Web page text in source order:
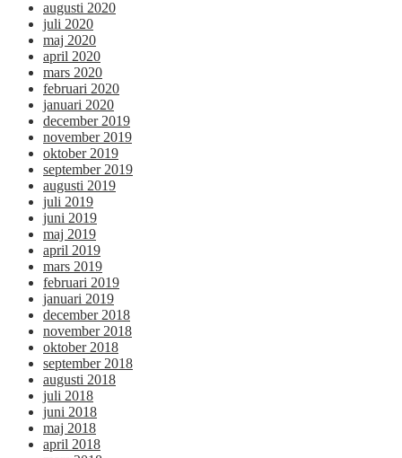
augusti 2020
juli 2020
maj 2020
april 2020
mars 2020
februari 2020
januari 2020
december 2019
november 2019
oktober 2019
september 2019
augusti 2019
juli 2019
juni 2019
maj 2019
april 2019
mars 2019
februari 2019
januari 2019
december 2018
november 2018
oktober 2018
september 2018
augusti 2018
juli 2018
juni 2018
maj 2018
april 2018